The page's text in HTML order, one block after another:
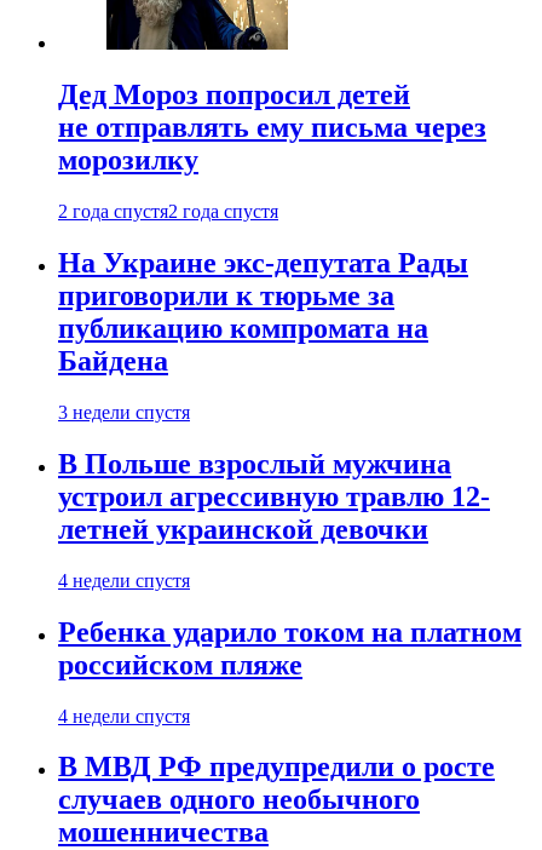
Дед Мороз попросил детей
не отправлять ему письма через
морозилку
2 года спустя2 года спустя
На Украине экс-депутата Рады
приговорили к тюрьме за
публикацию компромата на
Байдена
3 недели спустя
В Польше взрослый мужчина
устроил агрессивную травлю 12-
летней украинской девочки
4 недели спустя
Ребенка ударило током на платном
российском пляже
4 недели спустя
В МВД РФ предупредили о росте
случаев одного необычного
мошенничества